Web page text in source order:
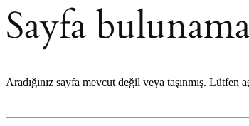
Sayfa
Aradığınız sayfa mevcut değil veya taşınmış.